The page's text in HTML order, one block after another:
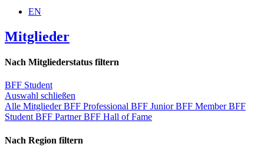
EN
Mitglieder
Nach Mitgliederstatus filtern
BFF Student
Auswahl schließen
Alle MitgliederBFF Professional BFF JuniorBFF MemberBFF
Student BFF PartnerBFF Hall of Fame
Nach Region filtern